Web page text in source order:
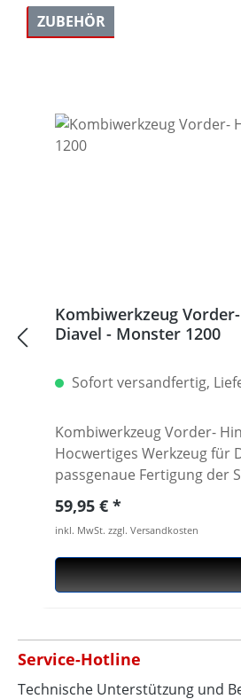
ZUBEHÖR
Kombiwerkzeug
Diavel - Monster 1200
Sofort versandfertig,
Kombiwerkzeug Vorder-
Hocwertiges Werkzeug
passgenaue Fertigung der
durch handelsübliches Werkzeug ausgeschlossen. Der mittige Zentrierbolzen für die
ausgeschlossen). Wie das
wie auch an ÖHLINS Gabel der S & R Modelle. Anzugsdrehmoment bis zu 300Nm möglich!
Schutz des Werkzeugs und der Achsmutter hochwertig
Panigale · Multistrada
Regulärer Preis:
59,95 €
inkl. MwSt. zzgl. Versandkosten
Service-Hotline
Technische Unterstützung und